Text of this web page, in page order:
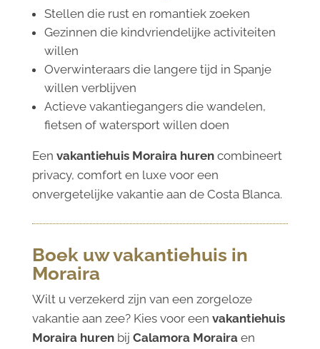
Stellen die rust en romantiek zoeken
Gezinnen die kindvriendelijke activiteiten
willen
Overwinteraars die langere tijd in Spanje
willen verblijven
Actieve vakantiegangers die wandelen,
fietsen of watersport willen doen
Een vakantiehuis Moraira hurencombineert
privacy, comfort en luxe voor een
onvergetelijke vakantie aan de Costa Blanca.
Boek uw vakantiehuis in
Moraira
Wilt u verzekerd zijn van een zorgeloze
vakantie aan zee? Kies voor een vakantiehuis
Moraira hurenbij Calamora Morairaen